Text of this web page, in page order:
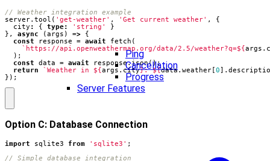
Ping
Cancellation
Progress
Server Features
server. tool ( 'get-weather' , 'Get current weather' ,
{
city : { type: 'string'
}
},
async ( args ) =>
{
const
response = await fetch (
`https://api.openweathermap.org/data/2.5/weather?q=${ args .
);
const
data = await response.json();
return
`Weather in ${ args . city}: ${data. weather 0 ].
});
Option C: Database Connection
import sqlite3 from 'sqlite3' ;